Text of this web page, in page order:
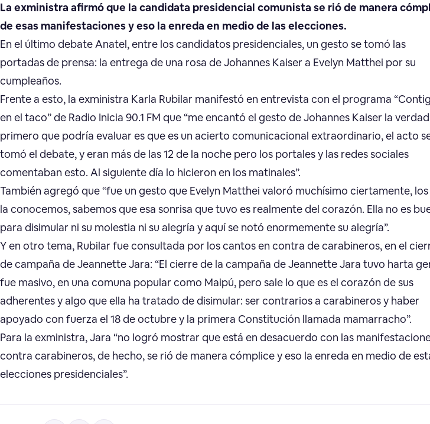
La exministra afirmó que la candidata presidencial comunista se rió de manera
de esas manifestaciones y eso la enreda en medio de las elecciones.
En el último debate Anatel, entre los candidatos presidenciales, un gesto se tomó las
portadas de prensa: la entrega de una rosa de Johannes Kaiser a Evelyn Matthei por su
cumpleaños.
Frente a esto, la exministra Karla Rubilar manifestó en entrevista con el programa
en el taco” de Radio Inicia 90.1 FM que “me encantó el gesto de Johannes Kaiser la
primero que podría evaluar es que es un acierto comunicacional extraordinario, el acto
tomó el debate, y eran más de las 12 de la noche pero los portales y las redes sociales
comentaban esto. Al siguiente día lo hicieron en los matinales”.
También agregó que “fue un gesto que Evelyn Matthei valoró muchísimo ciertamente,
la conocemos, sabemos que esa sonrisa que tuvo es realmente del corazón. Ella no es
para disimular ni su molestia ni su alegría y aquí se notó enormemente su alegría”.
Y en otro tema, Rubilar fue consultada por los cantos en contra de carabineros, en el
de campaña de Jeannette Jara: “El cierre de la campaña de Jeannette Jara tuvo harta
fue masivo, en una comuna popular como Maipú, pero sale lo que es el corazón de sus
adherentes y algo que ella ha tratado de disimular: ser contrarios a carabineros y haber
apoyado con fuerza el 18 de octubre y la primera Constitución llamada mamarracho”.
Para la exministra, Jara “no logró mostrar que está en desacuerdo con las
contra carabineros, de hecho, se rió de manera cómplice y eso la enreda en medio de
elecciones presidenciales”.